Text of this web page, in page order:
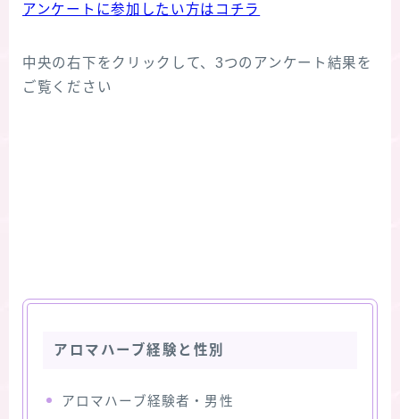
アンケートに参加したい方はコチラ
中央の右下をクリックして、3つのアンケート結果を
ご覧ください
アロマハーブ経験と性別
アロマハーブ経験者・男性